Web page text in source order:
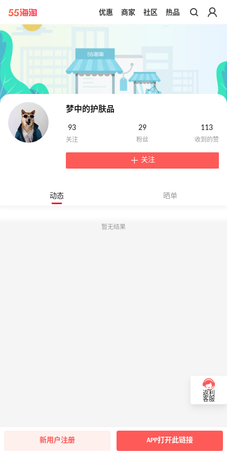
带你去官网买正品
优惠 商家 社区 热品
梦中的护肤品
93 29 113
关注
动态 晒单
暂无结果
返利
客服
新用户注册 APP打开此链接